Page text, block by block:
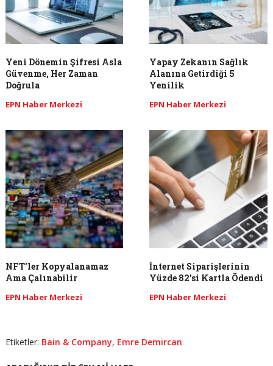
Yeni Dönemin Şifresi Asla
Güvenme, Her Zaman
Doğrula
EPN Haber Merkezi
Yapay Zekanın Sağlık
Alanına Getirdiği 5
Yenilik
EPN Haber Merkezi
NFT’ler Kopyalanamaz
Ama Çalınabilir
EPN Haber Merkezi
İnternet Siparişlerinin
Yüzde 82’si Kartla Ödendi
EPN Haber Merkezi
Etiketler: Bain & Company, Emre Demircan